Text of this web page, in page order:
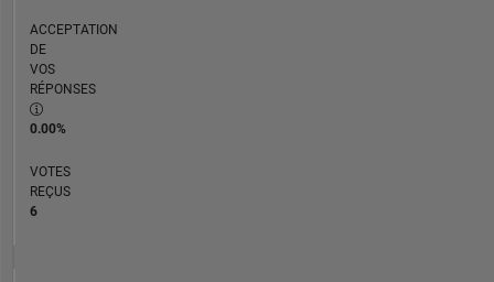
ACCEPTATION
DE
VOS
RÉPONSES
0.00%
VOTES
REÇUS
6